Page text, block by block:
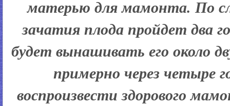
матерью для мамонта. По
зачатия плода пройдет два
будет вынашивать его около
примерно через четыре
воспроизвести здорового